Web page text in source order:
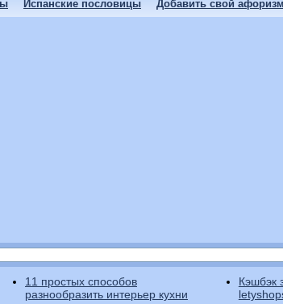
Испанские пословицы Добавить свой афоризм
11 простых способов
разнообразить интерьер кухни
Кэшбэк